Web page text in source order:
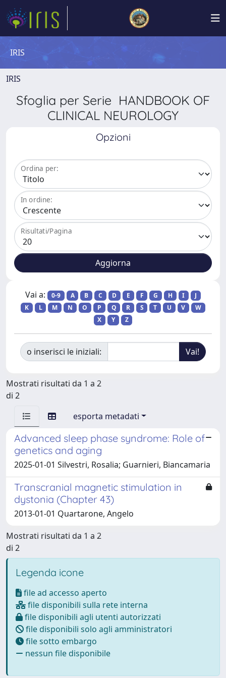
IRIS
IRIS
Sfoglia per Serie HANDBOOK OF
CLINICAL NEUROLOGY
Opzioni
Ordina per:
In ordine:
Risultati/Pagina
Vai a: 0-9 A B C D E F G H I
J
K
L M N O P Q R S T U V
W
X
Y Z
o inserisci le iniziali:
Mostrati risultati da 1 a 2
di 2
esporta metadati
Advanced sleep phase syndrome: Role of
genetics and aging
2025-01-01 Silvestri, Rosalia; Guarnieri, Biancamaria
Transcranial magnetic stimulation in
dystonia (Chapter 43)
2013-01-01 Quartarone, Angelo
Mostrati risultati da 1 a 2
di 2
Legenda icone
file ad accesso aperto
file disponibili sulla rete interna
file disponibili agli utenti autorizzati
file disponibili solo agli amministratori
file sotto embargo
nessun file disponibile